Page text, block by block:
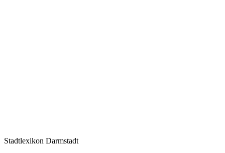
Stadtlexikon Darmstadt